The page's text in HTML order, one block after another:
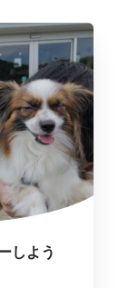
しよう